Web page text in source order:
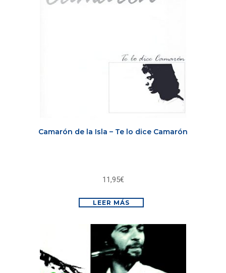
Camarón de la Isla – Te lo dice Camarón
11,95€
LEER MÁS